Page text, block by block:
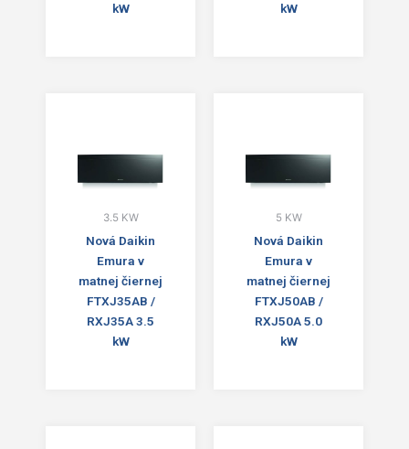
kW
kW
3.5 KW
Nová Daikin
Emura v
matnej čiernej
FTXJ35AB /
RXJ35A 3.5
kW
5 KW
Nová Daikin
Emura v
matnej čiernej
FTXJ50AB /
RXJ50A 5.0
kW